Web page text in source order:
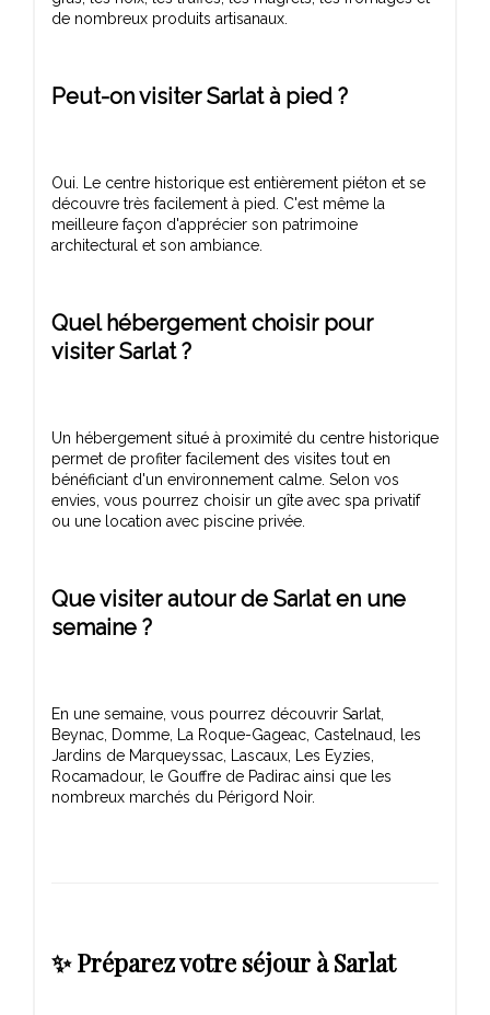
Peut-on visiter Sarlat à pied ?
Oui. Le centre historique est entièrement piéton et se
découvre très facilement à pied. C'est même la
meilleure façon d'apprécier son patrimoine
Quel hébergement choisir pour
visiter Sarlat ?
Un hébergement situé à proximité du centre historique
permet de profiter facilement des visites tout en
bénéficiant d'un environnement calme. Selon vos
envies, vous pourrez choisir un gîte avec spa privatif
Que visiter autour de Sarlat en une
semaine ?
En une semaine, vous pourrez découvrir Sarlat,
Beynac, Domme, La Roque-Gageac, Castelnaud, les
Jardins de Marqueyssac, Lascaux, Les Eyzies,
Rocamadour, le Gouffre de Padirac ainsi que les
✨ Préparez votre séjour à Sarlat